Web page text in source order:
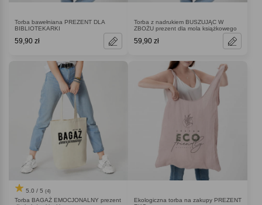
Torba bawełniana PREZENT DLA
BIBLIOTEKARKI
59,90 zł
Torba z nadrukiem BUSZUJĄC W
ZBOŻU prezent dla mola książkowego
59,90 zł
5.0 / 5 (4)
Torba BAGAŻ EMOCJONALNY prezent
Ekologiczna torba na zakupy PREZENT